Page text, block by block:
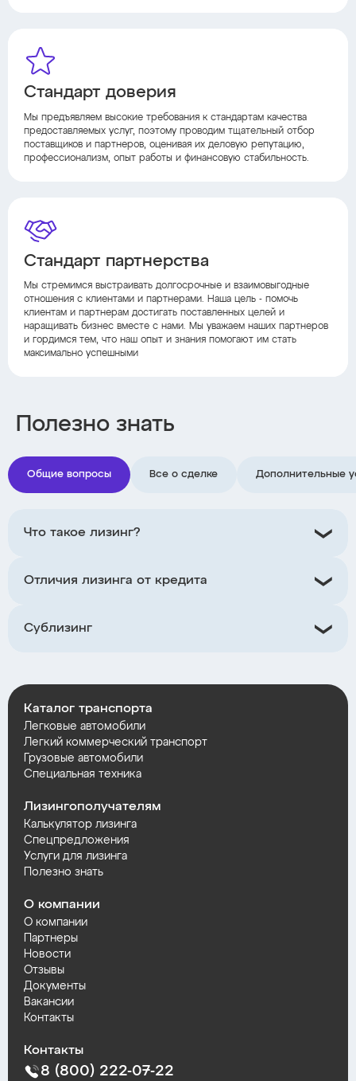
Стандарт доверия
Мы предъявляем высокие требования к стандартам качества
предоставляемых услуг, поэтому проводим тщательный отбор
поставщиков и партнеров, оценивая их деловую репутацию,
профессионализм, опыт работы и финансовую стабильность.
Стандарт партнерства
Мы стремимся выстраивать долгосрочные и взаимовыгодные
отношения с клиентами и партнерами. Наша цель - помочь
клиентам и партнерам достигать поставленных целей и
наращивать бизнес вместе с нами. Мы уважаем наших партнеров
и гордимся тем, что наш опыт и знания помогают им стать
максимально успешными
Полезно знать
Общие вопросы Все о сделке Дополнительные
Что такое лизинг?
Отличия лизинга от кредита
Сублизинг
Каталог транспорта
Легковые автомобили
Легкий коммерческий транспорт
Грузовые автомобили
Специальная техника
Лизингополучателям
Калькулятор лизинга
Спецпредложения
Услуги для лизинга
Полезно знать
О компании
О компании
Партнеры
Новости
Отзывы
Документы
Вакансии
Контакты
Контакты
8 (800) 222-07-22